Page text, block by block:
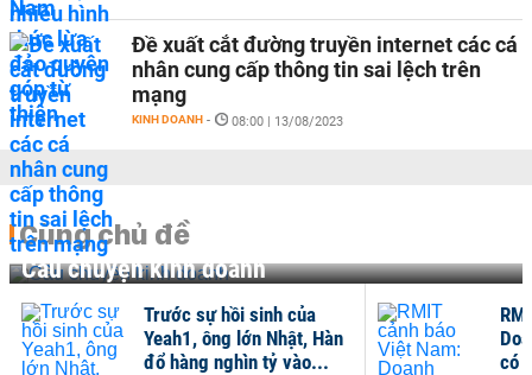
Đề xuất cắt đường truyền internet các cá
nhân cung cấp thông tin sai lệch trên
mạng
KINH DOANH - 08:00 | 13/08/2023
Cùng chủ đề
Câu chuyện kinh doanh
Trước sự hồi sinh của
Yeah1, ông lớn Nhật, Hàn
đổ hàng nghìn tỷ vào...
có